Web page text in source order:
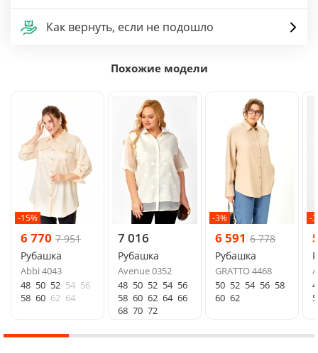
Как вернуть, если не подошло
Похожие модели
-15%
6 770 7 951
Рубашка
Abbi 4043
48 50 52 54 56
58 60 62 64
7 016
Рубашка
Avenue 0352
48 50 52 54 56
58 60 62 64 66
68 70 72
-3%
6 591 6 778
Рубашка
GRATTO 4468
50 52 54 56 58
60 62
-